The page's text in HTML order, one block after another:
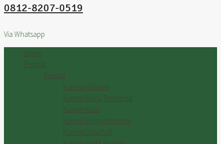
0812-8207-0519
Via Whatsapp
Home
Produk
Kanopi
Kanopi Alderon
Kanopi Kaca Tempered
Kanopi Kain
Kanopi Polycarbonate
Kanopi Solartuff